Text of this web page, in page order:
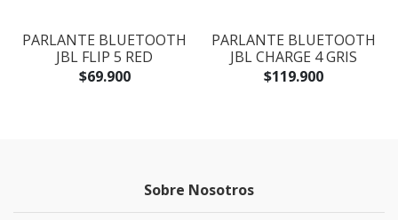
PARLANTE BLUETOOTH
JBL FLIP 5 RED
$69.900
PARLANTE BLUETOOTH
JBL CHARGE 4 GRIS
$119.900
Sobre Nosotros